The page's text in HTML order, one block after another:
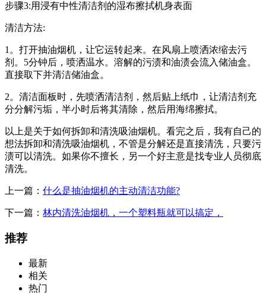
步骤3:用浸有中性清洁剂的湿布擦拭机身表面
清洁方法:
1。打开抽油烟机，让它运转起来。在风扇上喷洒浓缩去污
剂。5分钟后，喷洒温水。溶解的污渍和油渍会流入储油盒。
直接取下并清洁储油盒。
2。清洁面板时，先喷洒清洁剂，然后贴上纸巾，让清洁剂充
分分解污垢，半小时后将其清除，然后用海绵擦拭。
以上是关于如何拆卸和清洗吸油烟机。看完之后，我有自己的
想法拆卸和清洗吸油烟机，不管是分解还是直接清洗，只要污
渍可以清洗。如果你不擅长，另一个好主意是找专业人员彻底
清洗。
上一篇： 什么是抽油烟机的主动清洁功能?
下一篇： 林内清洗油烟机，一个塑料瓶就可以搞定，
推荐
最新
相关
热门